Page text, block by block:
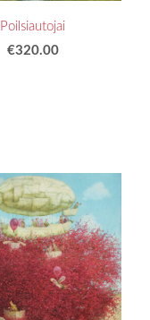
Poilsiautojai
€320.00